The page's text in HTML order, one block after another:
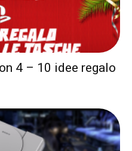
4 – 10 idee regalo